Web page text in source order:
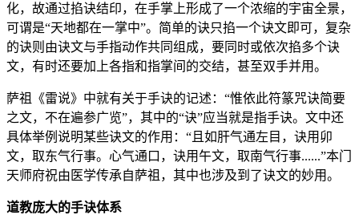
化，故通过掐诀结印，在手掌上形成了一个浓缩的宇宙全景，
可谓是“天地都在一掌中”。简单的诀只掐一个诀文即可，复杂
的诀则由诀文与手指动作共同组成，要同时或依次掐多个诀
文，有时还要加上各指和指掌间的交结，甚至双手并用。
萨祖《雷说》中就有关于手诀的记述：“惟依此符篆咒诀简要
之文，不在遍参广览”，其中的“诀”应当就是指手诀。文中还
具体举例说明某些诀文的作用：“且如肝气通左目，诀用卯
文，取东气行事。心气通口，诀用午文，取南气行事......”本门
天师府祝由医学传承自萨祖，其中也涉及到了诀文的妙用。
道教庞大的手诀体系